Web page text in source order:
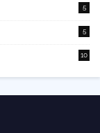
5
5
10